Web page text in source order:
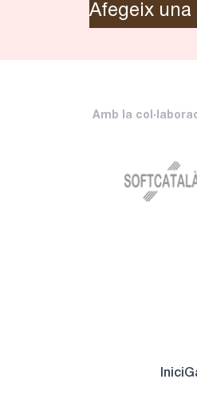
Afegeix una
Amb la
Inici